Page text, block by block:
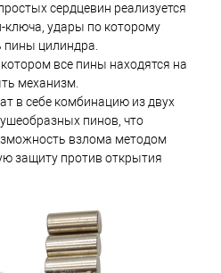
сердцевин реализуется
ключа, удары по которому
пины цилиндра.
все пины находятся на
механизм.
в себе комбинацию из двух
пинов, что
взлома методом
защиту против открытия